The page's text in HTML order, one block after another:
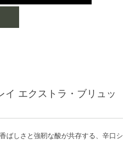
エクストラ・ブリュッ
ばしさと強靭な酸が共存する、辛口シ